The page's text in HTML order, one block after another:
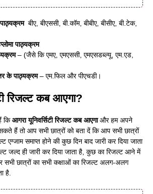
बीए, बीएससी, बी.कॉम, बीबीए, बीसीए, बी.टेक,
पाठ्यक्रम
– (जैसे कि एमए, एमएससी, एमएसडब्ल्यू, एम.एड,
के पाठ्यक्रम– एम.फिल और पीएचडी।
रिजल्ट कब आएगा?
किआगरा यूनिवर्सिटी रिजल्ट कब आएगाऔर हम अपने
हैं तो आप सभी छात्रों को बता दें कि आप सभी छात्रों
एग्जाम समाप्त होने की कुछ दिन बाद जारी कर दिया जाता
जल्द ही जारी कर दिया जाता है, कुछ का रिजल्ट आने में
छात्रों का सभी कक्षाओं का रिजल्ट अलग-अलग
है.